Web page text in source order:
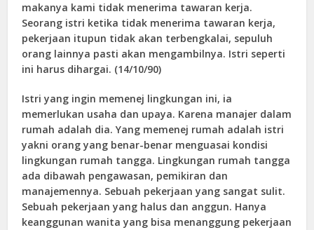
makanya kami tidak menerima tawaran kerja.
Seorang istri ketika tidak menerima tawaran kerja,
pekerjaan itupun tidak akan terbengkalai, sepuluh
orang lainnya pasti akan mengambilnya. Istri seperti
ini harus dihargai. (14/10/90)
Istri yang ingin memenej lingkungan ini, ia
memerlukan usaha dan upaya. Karena manajer dalam
rumah adalah dia. Yang memenej rumah adalah istri
yakni orang yang benar-benar menguasai kondisi
lingkungan rumah tangga. Lingkungan rumah tangga
ada dibawah pengawasan, pemikiran dan
manajemennya. Sebuah pekerjaan yang sangat sulit.
Sebuah pekerjaan yang halus dan anggun. Hanya
keanggunan wanita yang bisa menanggung pekerjaan